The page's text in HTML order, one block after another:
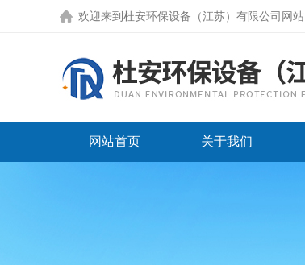
欢迎来到 杜安环保设备（江苏）有限公司网站
网站首页 关于我们